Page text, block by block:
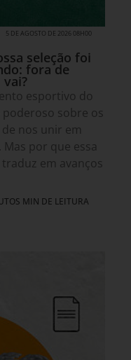
5 DE AGOSTO DE 2026 08H00
seleção foi
fora de
esportivo do
sobre os
nos unir em
por que essa
em avanços
MIN DE LEITURA